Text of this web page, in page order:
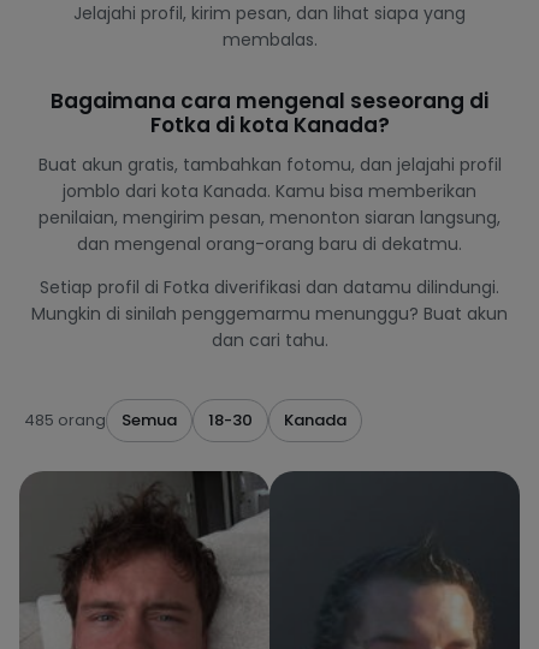
Jelajahi profil, kirim pesan, dan lihat siapa yang
membalas.
Bagaimana cara mengenal seseorang di
Fotka di kota Kanada?
Buat akun gratis, tambahkan fotomu, dan jelajahi profil
jomblo dari kota Kanada. Kamu bisa memberikan
penilaian, mengirim pesan, menonton siaran langsung,
dan mengenal orang-orang baru di dekatmu.
Setiap profil di Fotka diverifikasi dan datamu dilindungi.
Mungkin di sinilah penggemarmu menunggu? Buat akun
dan cari tahu.
485 orang Semua 18-30 Kanada